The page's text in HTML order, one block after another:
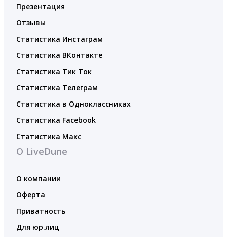
Презентация
Отзывы
Статистика Инстаграм
Статистика ВКонтакте
Статистика Тик Ток
Статистика Телеграм
Статистика в Одноклассниках
Статистика Facebook
Статистика Макс
О LiveDune
О компании
Оферта
Приватность
Для юр.лиц